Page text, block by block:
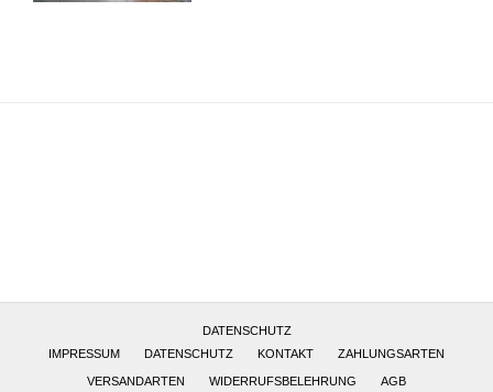
DATENSCHUTZ
IMPRESSUM
DATENSCHUTZ KONTAKT ZAHLUNGSARTEN
VERSANDARTEN WIDERRUFSBELEHRUNG AGB